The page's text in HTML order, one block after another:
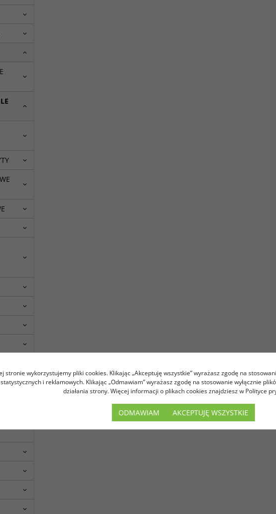
stronie wykorzystujemy pliki cookies. Klikając „Akceptuję wszystkie” wyrażasz zgodę na
i reklamowych. Klikając „Odmawiam” wyrażasz zgodę na stosowanie wyłącznie
działania strony. Więcej informacji o plikach cookies znajdziesz w Polityce
ODMAWIAM AKCEPTUJĘ WSZYSTKIE